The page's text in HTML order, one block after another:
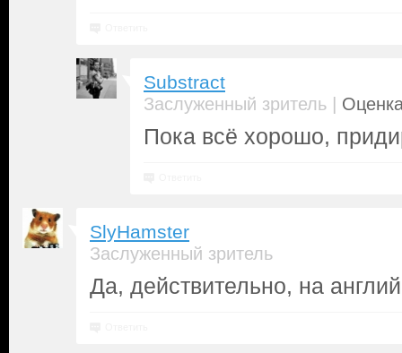
Substract
Заслуженный зритель |
Пока всё хорошо,
SlyHamster
Заслуженный зритель
Да, действительно, на